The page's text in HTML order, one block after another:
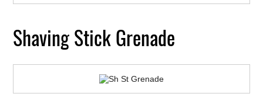
Shaving Stick Grenade